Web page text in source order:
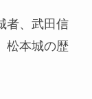
者、武田信
松本城の歴